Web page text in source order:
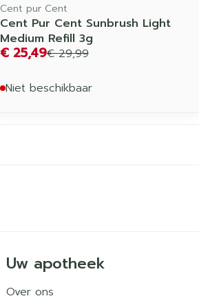
Cent pur Cent
Cent Pur Cent Sunbrush Light
Medium Refill 3g
€ 29,99
€ 25,49
Niet beschikbaar
Uw apotheek
Over ons